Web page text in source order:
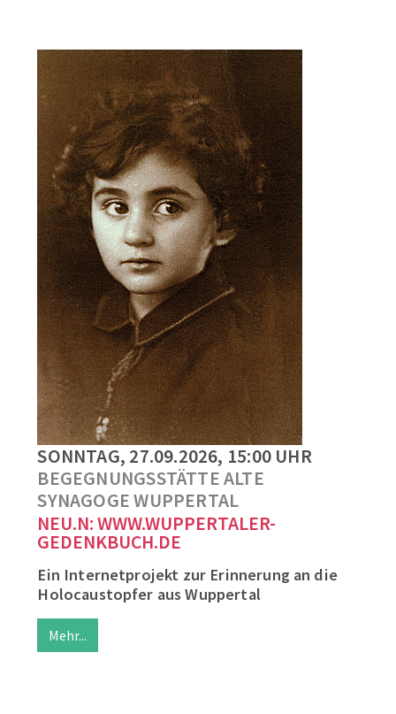
SONNTAG, 27.09.2026, 15:00 UHR
BEGEGNUNGSSTÄTTE ALTE
SYNAGOGE WUPPERTAL
NEU.N: WWW.WUPPERTALER-
GEDENKBUCH.DE
Ein Internetprojekt zur Erinnerung an die
Holocaustopfer aus Wuppertal
Mehr...